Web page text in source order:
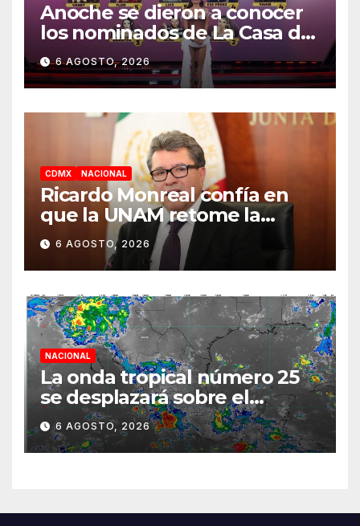
Anoche se dieron a conocer
los nominados de La Casa de
los Famosos México 2026 en
la segunda semana
6 AGOSTO, 2026
CDMX NACIONAL
Ricardo Monreal confía en
que la UNAM retome la
normalidad e inicie el
semestre mediante el
diálogo
6 AGOSTO, 2026
NACIONAL
La onda tropical número 25
se desplazará sobre el
sureste mexicano
6 AGOSTO, 2026